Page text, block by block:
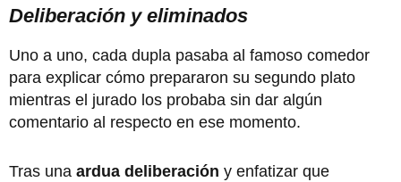
Deliberación y eliminados
Uno a uno, cada dupla pasaba al famoso comedor
para explicar cómo prepararon su segundo plato
mientras el jurado los probaba sin dar algún
comentario al respecto en ese momento.
Tras una ardua deliberación y enfatizar que